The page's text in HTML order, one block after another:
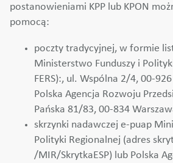
postanowieniami KPP lub KPON
pomocą:
poczty tradycyjnej, w formie
Ministerstwo Funduszy i
FERS):, ul. Wspólna 2/4, 00-
Polska Agencja Rozwoju
Pańska 81/83, 00-834
skrzynki nadawczej e-puap
Polityki Regionalnej (adres
/MIR/SkrytkaESP) lub Polska